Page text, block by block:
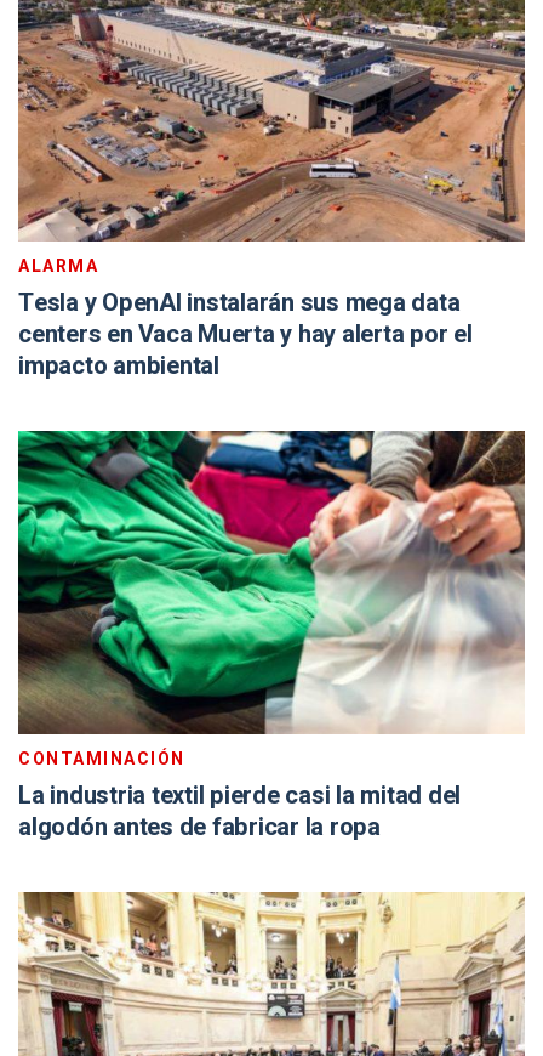
ALARMA
Tesla y OpenAI instalarán sus mega data
centers en Vaca Muerta y hay alerta por el
impacto ambiental
CONTAMINACIÓN
La industria textil pierde casi la mitad del
algodón antes de fabricar la ropa